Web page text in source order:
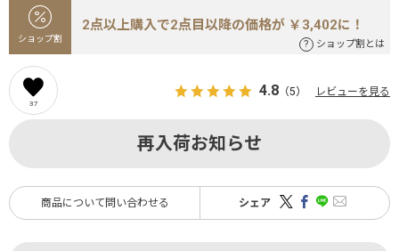
ショップ割
2点以上購入で2点目以降の価格が ￥3,402に！
ショップ割とは
37
4.8 （5） レビューを見る
再入荷お知らせ
商品について問い合わせる シェア